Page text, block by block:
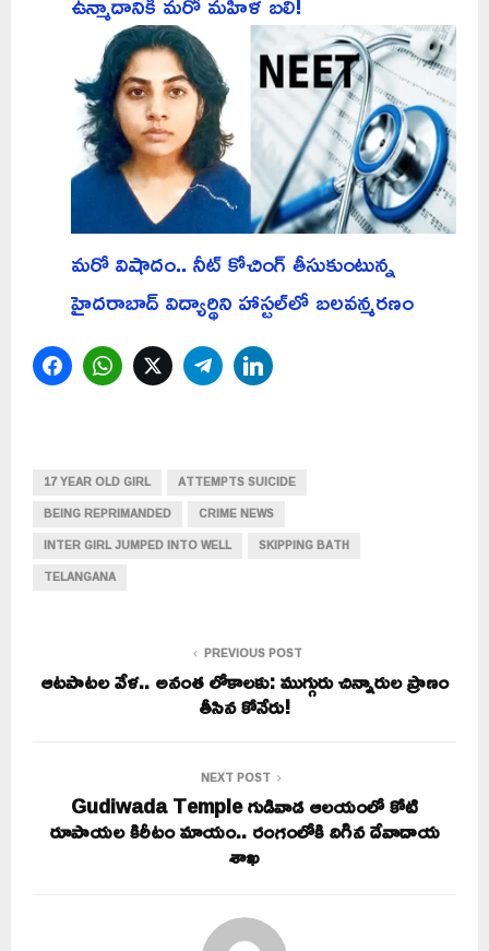
మరో విషాదం.. నీట్ కోచింగ్ తీసుకుంటున్న
హైదరాబాద్ విద్యార్థిని హాస్టల్‌లో బలవన్మరణం
FacebookWhatsAppTwitterTelegram
17 YEAR OLD GIRL
ATTEMPTS SUICIDE
BEING REPRIMANDED
CRIME NEWS
INTER GIRL JUMPED INTO WELL
SKIPPING BATH
TELANGANA
PREVIOUS POST
ఆటపాటల వేళ.. అనంత లోకాలకు: ముగ్గురు చిన్నారుల ప్రాణం
తీసిన కోనేరు!
NEXT POST
Gudiwada Temple గుడివాడ ఆలయంలో కోటి
రూపాయల కిరీటం మాయం.. రంగంలోకి దిగిన దేవాదాయ
శాఖ